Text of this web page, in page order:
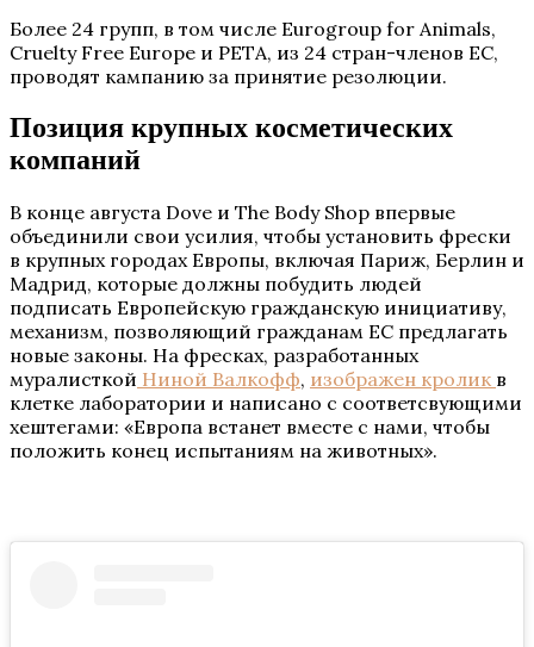
Более 24 групп, в том числе Eurogroup for Animals,
Cruelty Free Europe и PETA, из 24 стран-членов ЕС,
проводят кампанию за принятие резолюции.
Позиция крупных косметических
компаний
В конце августа Dove и The Body Shop впервые
объединили свои усилия, чтобы установить фрески
в крупных городах Европы, включая Париж, Берлин и
Мадрид, которые должны побудить людей
подписать Европейскую гражданскую инициативу,
механизм, позволяющий гражданам ЕС предлагать
новые законы. На фресках, разработанных
муралисткой Ниной Валкофф, изображен кролик в
клетке лаборатории и написано с соответсвующими
хештегами: «Европа встанет вместе с нами, чтобы
положить конец испытаниям на животных».